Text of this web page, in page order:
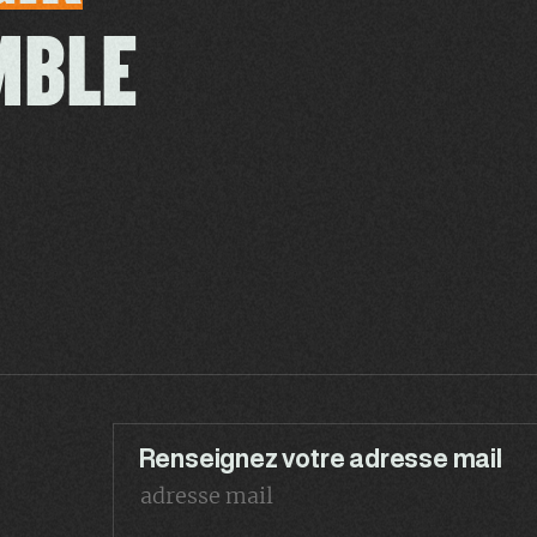
Renseignez votre adresse mail